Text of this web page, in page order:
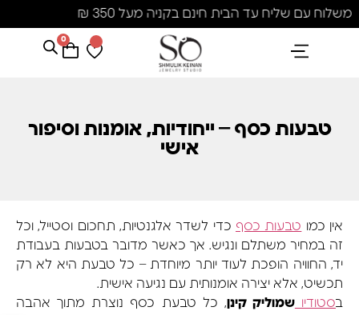
משלוח עם שליח עד הבית חינם בקניה מעל 350 ₪
0
טבעות כסף – ייחודיות, אומנות וסיפור
אישי
אין כמו טבעות כסף כדי לשדר אלגנטיות, תחכום וסטייל, וכל
זה במחיר משתלם ונגיש. אך כאשר מדובר בטבעות בעבודת
יד, החוויה הופכת לעוד יותר מיוחדת – כל טבעת היא לא רק
תכשיט, אלא יצירה אומנותית עם נגיעה אישית.
בסטודיושמוליק קינן, כל טבעת כסף נוצרת מתוך אהבה